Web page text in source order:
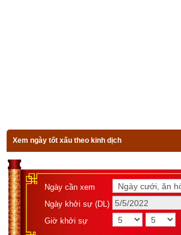
Luận giải
Đầu tiên nhưng lại là quan trọng nhất trong
Xem ngày tốt xấu theo kinh dịch
Ngày cần xem
Ngày khởi sự (DL)
Giờ khởi sự